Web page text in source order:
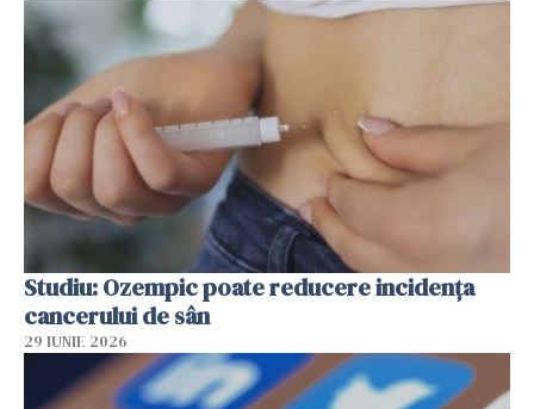
Studiu: Ozempic poate reducere incidența
cancerului de sân
29 IUNIE 2026